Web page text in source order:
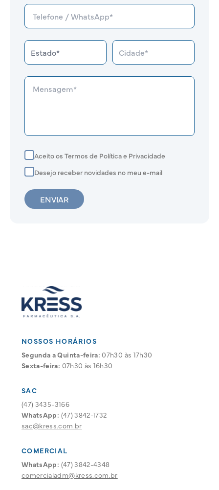
Aceito os Termos de Política e Privacidade
Desejo receber novidades no meu e-mail
ENVIAR
NOSSOS HORÁRIOS
Segunda a Quinta-feira: 07h30 às 17h30
Sexta-feira: 07h30 às 16h30
SAC
(47) 3435-3166
WhatsApp: (47) 3842-1732
sac@kress.com.br
COMERCIAL
WhatsApp: (47) 3842-4348
comercialadm@kress.com.br